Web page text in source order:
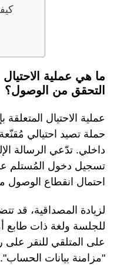
ما هي عملية الاحتيال
التحقق من الوصول؟
عملية الاحتيال
حملة تصيد احتيالي
داخلي. تدّعي الرسالة
تسجيل دخول المُستلم
احتمال انقطاع الوصول
لزيادة المصداقية، قد
للجلسة ولغة ذات طابع
على المتلقي للنقر على
"مزامنة بيانات الحساب".